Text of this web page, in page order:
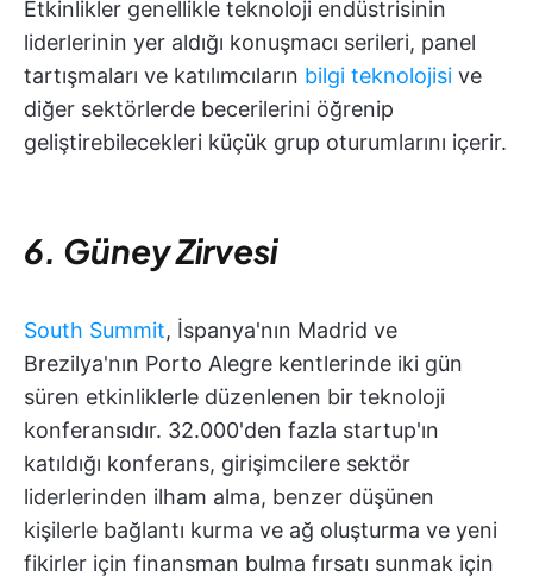
Etkinlikler genellikle teknoloji endüstrisinin
liderlerinin yer aldığı konuşmacı serileri, panel
tartışmaları ve katılımcıların bilgi teknolojisi ve
diğer sektörlerde becerilerini öğrenip
geliştirebilecekleri küçük grup oturumlarını içerir.
6. Güney Zirvesi
South Summit, İspanya'nın Madrid ve
Brezilya'nın Porto Alegre kentlerinde iki gün
süren etkinliklerle düzenlenen bir teknoloji
konferansıdır. 32.000'den fazla startup'ın
katıldığı konferans, girişimcilere sektör
liderlerinden ilham alma, benzer düşünen
kişilerle bağlantı kurma ve ağ oluşturma ve yeni
fikirler için finansman bulma fırsatı sunmak için